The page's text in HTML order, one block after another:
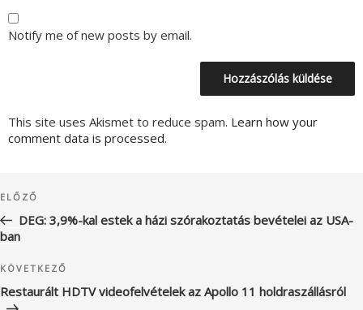
Notify me of new posts by email.
This site uses Akismet to reduce spam. Learn how your
comment data is processed.
navigáció
Korábbi
bejegyzés
ELŐZŐ
DEG: 3,9%-kal estek a házi szórakoztatás bevételei az USA-
ban
Következő
bejegyzés
KÖVETKEZŐ
Restaurált HDTV videofelvételek az Apollo 11 holdraszállásról